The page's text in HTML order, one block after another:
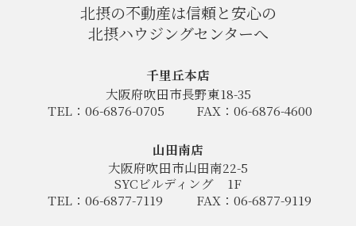
北摂の不動産は信頼と安心の
北摂ハウジングセンターへ
千里丘本店
大阪府吹田市長野東18-35
TEL：06-6876-0705
FAX：06-6876-4600
山田南店
大阪府吹田市山田南22-5
SYCビルディング
1F
TEL：06-6877-7119
FAX：06-6877-9119